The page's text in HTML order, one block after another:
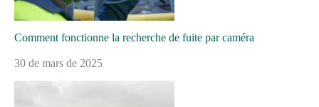
Comment fonctionne la recherche de fuite par caméra
30 de mars de 2025